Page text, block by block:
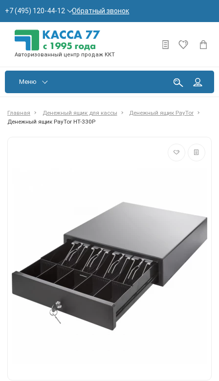
+7 (495) 120-44-12 Обратный звонок
Авторизованный центр продаж ККТ
Меню
Главная Денежный ящик для кассы
Денежный ящик PayTor
Денежный ящик PayTor HT-330P